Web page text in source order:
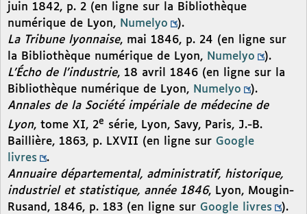
juin 1842, p. 2 (en ligne sur la Bibliothèque
numérique de Lyon, Numelyo
).
La Tribune lyonnaise, mai 1846, p. 24 (en ligne sur
la Bibliothèque numérique de Lyon, Numelyo
).
L’Écho de l’industrie, 18 avril 1846 (en ligne sur la
Bibliothèque numérique de Lyon, Numelyo
).
Annales de la Société impériale de médecine de
Lyon, tome XI, 2e série, Lyon, Savy, Paris, J.-B.
Baillière, 1863, p. LXVII (en ligne sur Google
livres
.
Annuaire départemental, administratif, historique,
industriel et statistique, année 1846, Lyon, Mougin-
Rusand, 1846, p. 183 (en ligne sur Google livres
).